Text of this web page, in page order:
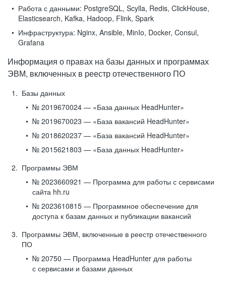
Работа с данными: PostgreSQL, Scylla, Redis, ClickHouse,
Elasticsearch, Kafka, Hadoop, Flink, Spark
Инфраструктура: Nginx, Ansible, MinIo, Docker, Consul,
Grafana
Информация о правах на базы данных и программах
ЭВМ, включенных в реестр отечественного ПО
Базы данных
№ 2019670024 — «База данных HeadHunter»
№ 2019670023 — «База вакансий HeadHunter»
№ 2018620237 — «База вакансий HeadHunter»
№ 2015621803 — «База данных HeadHunter»
Программы ЭВМ
№ 2023660921 — Программа для работы с сервисами
сайта hh.ru
№ 2023610815 — Программное обеспечение для
доступа к базам данных и публикации вакансий
Программы ЭВМ, включенные в реестр отечественного
ПО
№ 20750 — Программа HeadHunter для работы
с сервисами и базами данных